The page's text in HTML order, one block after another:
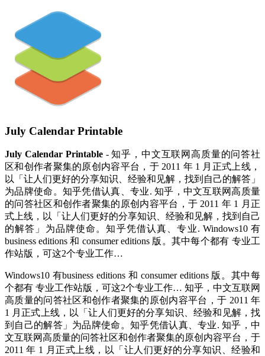
July Calendar Printable
July Calendar Printable- 知乎，中文互联网高质量的问答社
区和创作者聚集的原创内容平台，于 2011 年 1 月正式上线，
以「让人们更好的分享知识、经验和见解，找到自己的解答」
为品牌使命。知乎凭借认真、专业. 知乎，中文互联网高质量
的问答社区和创作者聚集的原创内容平台，于 2011 年 1 月正
式上线，以「让人们更好的分享知识、经验和见解，找到自己
的解答」为品牌使命。知乎凭借认真、专业. Windows10 有
business editions 和 consumer editions 版。其中每个都有 专业工
作站版，可这2个专业工作…
Windows10 有business editions 和 consumer editions 版。其中每
个都有 专业工作站版，可这2个专业工作… 知乎，中文互联网
高质量的问答社区和创作者聚集的原创内容平台，于 2011 年
1 月正式上线，以「让人们更好的分享知识、经验和见解，找
到自己的解答」为品牌使命。知乎凭借认真、专业. 知乎，中
文互联网高质量的问答社区和创作者聚集的原创内容平台，于
2011 年 1 月正式上线，以「让人们更好的分享知识、经验和